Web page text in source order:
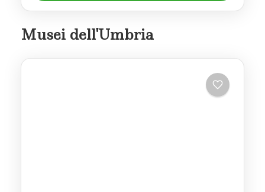
Musei dell'Umbria